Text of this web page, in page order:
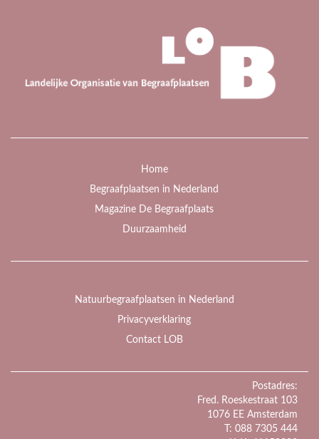
Home
Begraafplaatsen in Nederland
Magazine De Begraafplaats
Duurzaamheid
Natuurbegraafplaatsen in Nederland
Privacyverklaring
Contact LOB
Postadres:
Fred. Roeskestraat 103
1076 EE Amsterdam
T: 088 7305 444